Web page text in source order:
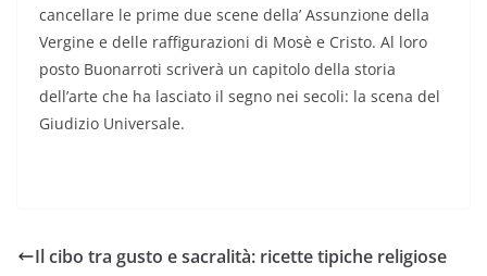
cancellare le prime due scene della’ Assunzione della
Vergine e delle raffigurazioni di Mosè e Cristo. Al loro
posto Buonarroti scriverà un capitolo della storia
dell’arte che ha lasciato il segno nei secoli: la scena del
Giudizio Universale.
Il cibo tra gusto e sacralità: ricette tipiche religiose